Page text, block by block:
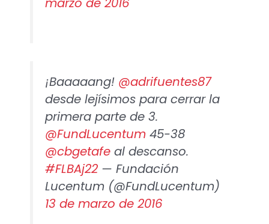
¡Baaaaang! @adrifuentes87
desde lejísimos para cerrar la
primera parte de 3.
@FundLucentum45-38
@cbgetafeal descanso.
#FLBAj22— Fundación
Lucentum (@FundLucentum)
13 de marzo de 2016